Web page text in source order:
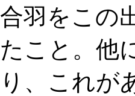
合羽をこの
たこと。他
り、これが